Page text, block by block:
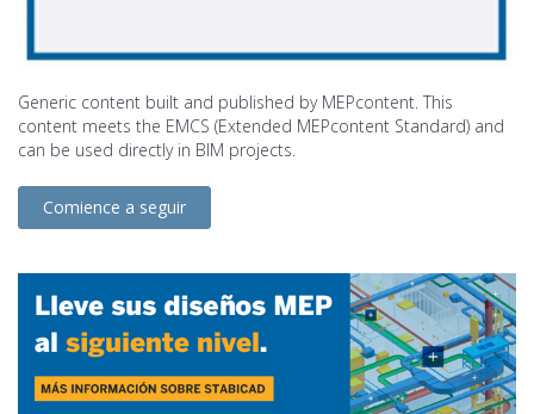
Generic content built and published by MEPcontent. This
content meets the EMCS (Extended MEPcontent Standard) and
can be used directly in BIM projects.
Comience a seguir